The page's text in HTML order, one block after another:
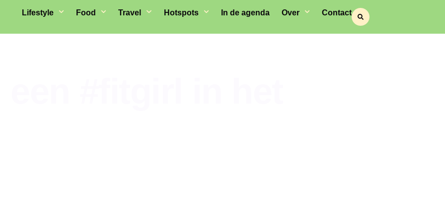
Lifestyle Food Travel Hotspots In de agenda Over Contact